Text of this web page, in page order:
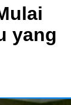
yang